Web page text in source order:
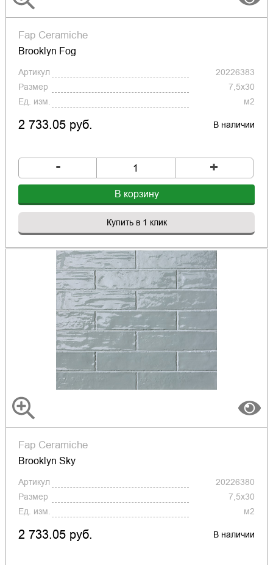
Fap Ceramiche
Brooklyn Fog
Артикул
20226383
Размер
7,5x30
Ед. изм.
м2
2 733.05 руб. В наличии
- +
В корзину
Купить в 1 клик
Fap Ceramiche
Brooklyn Sky
Артикул
20226380
Размер
7,5x30
Ед. изм.
м2
2 733.05 руб. В наличии